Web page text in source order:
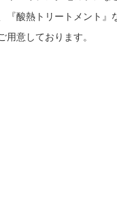
『酸熱トリートメント』
用意しております。